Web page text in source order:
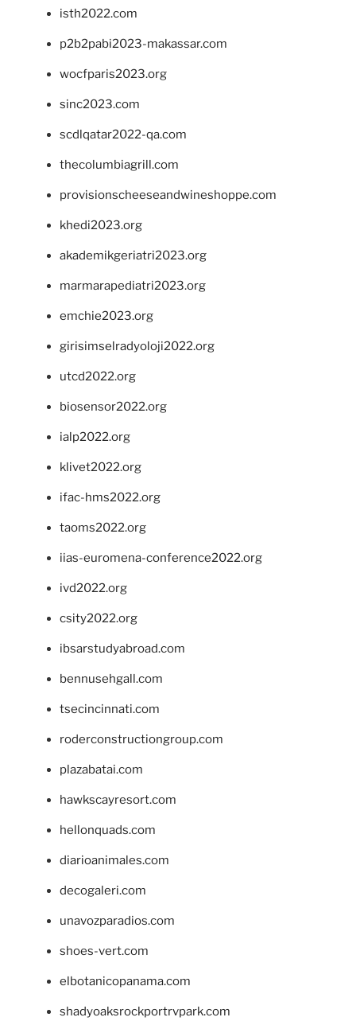
isth2022.com
p2b2pabi2023-makassar.com
wocfparis2023.org
sinc2023.com
scdlqatar2022-qa.com
thecolumbiagrill.com
provisionscheeseandwineshoppe.com
khedi2023.org
akademikgeriatri2023.org
marmarapediatri2023.org
emchie2023.org
girisimselradyoloji2022.org
utcd2022.org
biosensor2022.org
ialp2022.org
klivet2022.org
ifac-hms2022.org
taoms2022.org
iias-euromena-conference2022.org
ivd2022.org
csity2022.org
ibsarstudyabroad.com
bennusehgall.com
tsecincinnati.com
roderconstructiongroup.com
plazabatai.com
hawkscayresort.com
hellonquads.com
diarioanimales.com
decogaleri.com
unavozparadios.com
shoes-vert.com
elbotanicopanama.com
shadyoaksrockportrvpark.com